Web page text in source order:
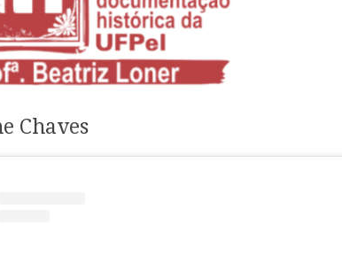
Chaves